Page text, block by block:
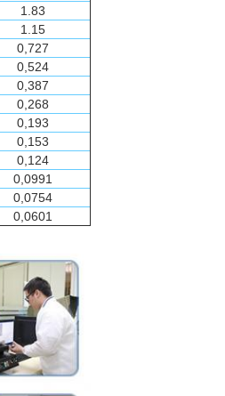
1.83
1.15
0,727
0,524
0,387
0,268
0,193
0,153
0,124
0,0991
0,0754
0,0601